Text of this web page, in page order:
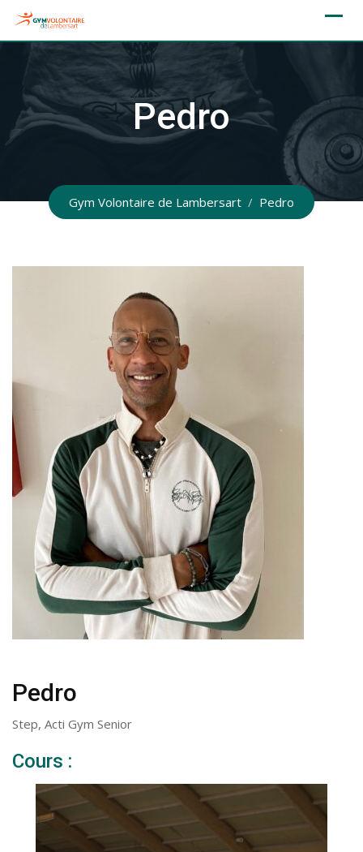
Skip
content
Pedro
Gym Volontaire de Lambersart / Pedro
Pedro
Step, Acti Gym Senior
Cours :